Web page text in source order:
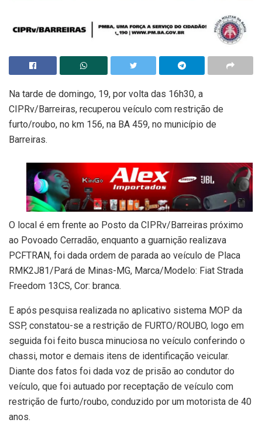
Na tarde de domingo, 19, por volta das 16h30, a
CIPRv/Barreiras, recuperou veículo com restrição de
furto/roubo, no km 156, na BA 459, no município de
Barreiras.
O local é em frente ao Posto da CIPRv/Barreiras próximo
ao Povoado Cerradão, enquanto a guarnição realizava
PCFTRAN, foi dada ordem de parada ao veículo de Placa
RMK2J81/Pará de Minas-MG, Marca/Modelo: Fiat Strada
Freedom 13CS, Cor: branca.
E após pesquisa realizada no aplicativo sistema MOP da
SSP, constatou-se a restrição de FURTO/ROUBO, logo em
seguida foi feito busca minuciosa no veículo conferindo o
chassi, motor e demais itens de identificação veicular.
Diante dos fatos foi dada voz de prisão ao condutor do
veículo, que foi autuado por receptação de veículo com
restrição de furto/roubo, conduzido por um motorista de 40
anos.